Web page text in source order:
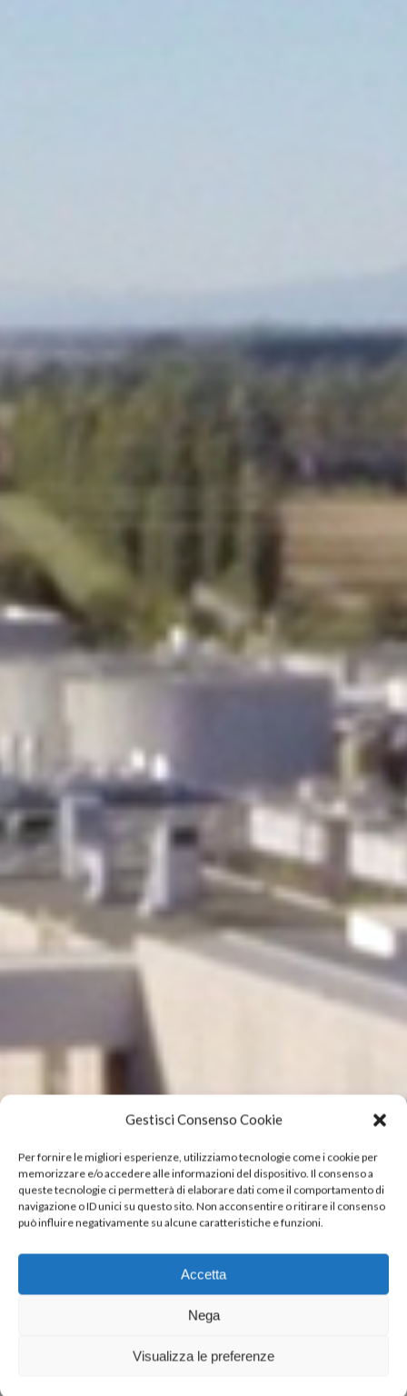
Gestisci Consenso Cookie
Per fornire le migliori esperienze, utilizziamo tecnologie come i cookie per
memorizzare e/o accedere alle informazioni del dispositivo. Il consenso a
queste tecnologie ci permetterà di elaborare dati come il comportamento di
navigazione o ID unici su questo sito. Non acconsentire o ritirare il consenso
può influire negativamente su alcune caratteristiche e funzioni.
Accetta
Nega
Visualizza le preferenze